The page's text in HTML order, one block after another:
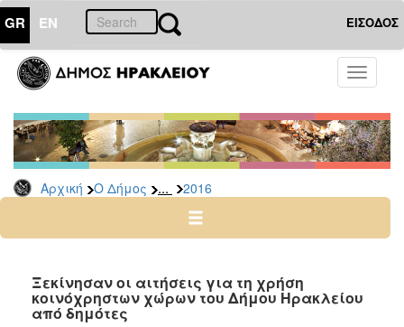
GR EN ΕΙΣΟΔΟΣ
Toggle
Αρχική Ο Δήμος ... 2016
ΔΗΜΟΣ
Δελτία
Τύπου
Αρχείο
2026
2024
2022
Ξεκίνησαν οι αιτήσεις για τη χρήση
κοινόχρηστων χώρων του Δήμου Ηρακλείου
από δημότες